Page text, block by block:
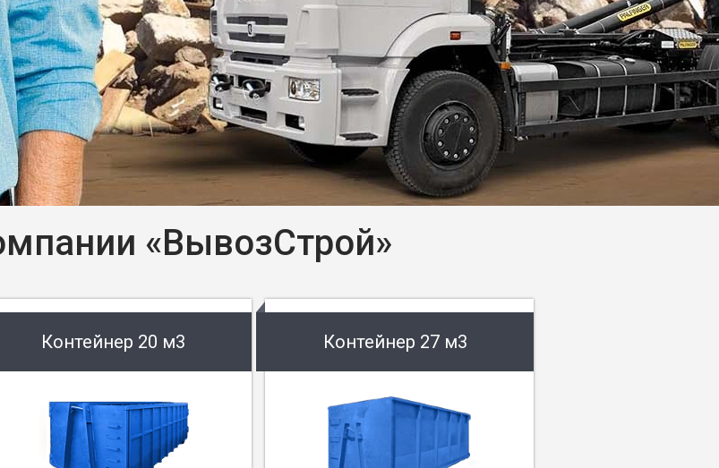
«ВывозСтрой»
Контейнер 20 м3 Контейнер 27 м3